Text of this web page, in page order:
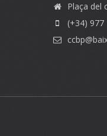
Plaça del
(+34) 977